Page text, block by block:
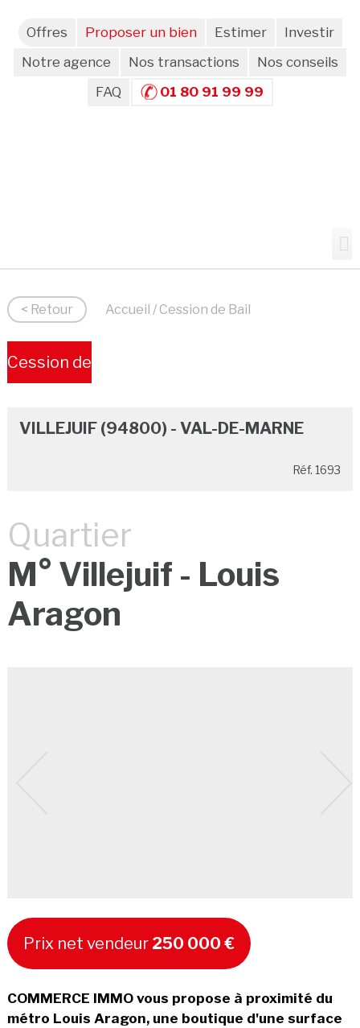
Offres Proposer un bien Estimer
Investir
Notre agence
Nos transactions
Nos conseils
FAQ
01 80 91 99 99
< Retour Accueil / Cession de Bail
Cession de
VILLEJUIF (94800) - VAL-DE-MARNE
Réf. 1693
Quartier
M° Villejuif - Louis
Aragon
Prix net vendeur 250 000 €
COMMERCE IMMO vous propose à proximité du
métro Louis Aragon, une boutique d'une surface